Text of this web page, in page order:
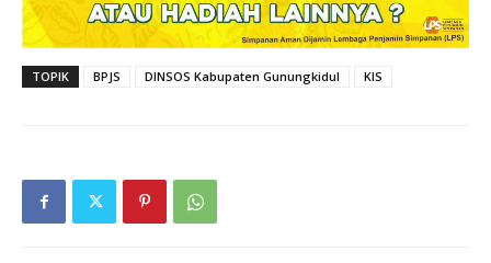
TOPIK BPJS DINSOS Kabupaten Gunungkidul KIS